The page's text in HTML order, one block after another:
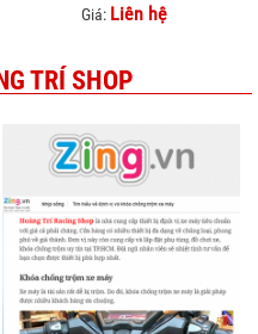
Giá: Liên hệ
TRÍ SHOP